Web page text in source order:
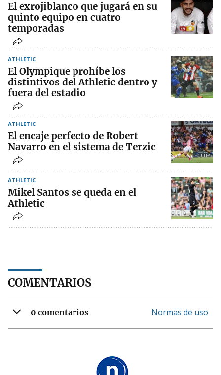
El exrojiblanco que jugará en su
quinto equipo en cuatro
temporadas
ATHLETIC
El Olympique prohíbe los
distintivos del Athletic dentro y
fuera del estadio
ATHLETIC
El encaje perfecto de Robert
Navarro en el sistema de Terzic
ATHLETIC
Mikel Santos se queda en el
Athletic
COMENTARIOS
0 comentarios Normas de uso